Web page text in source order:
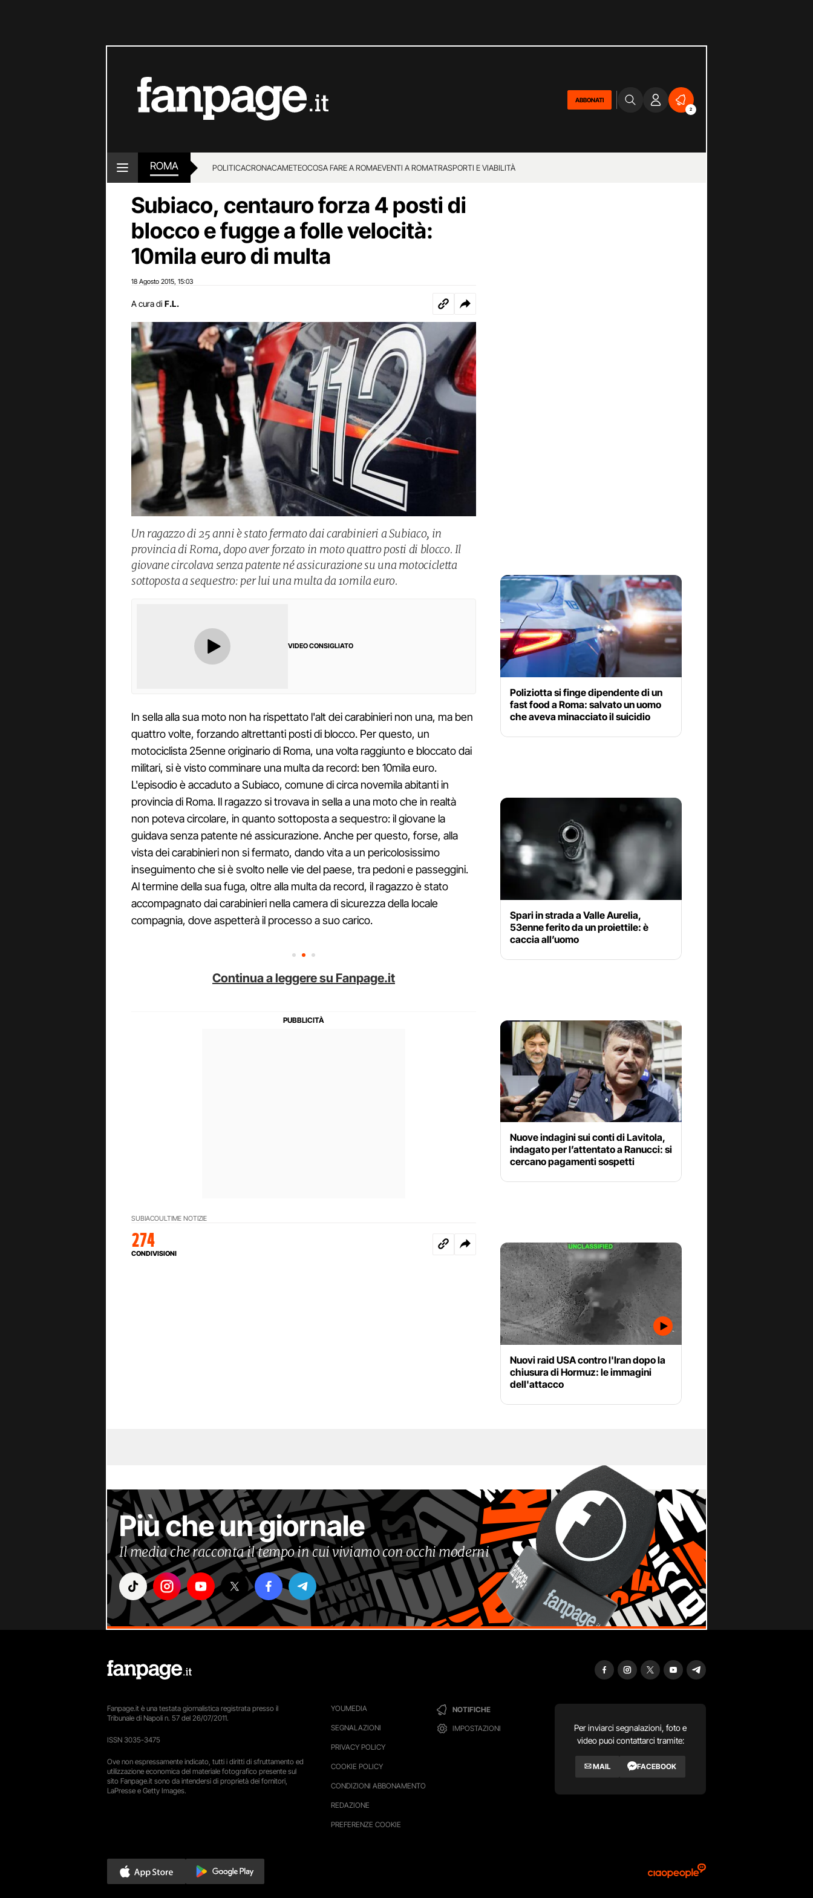
ABBONATI
2
ROMA POLITICACRONACAMETEOCOSA FARE A ROMAEVENTI A ROMATRASPORTI E VIABILITÀ
Subiaco, centauro forza 4 posti di
blocco e fugge a folle velocità:
10mila euro di multa
18 Agosto 2015 15:03
A cura di F.L.
Un ragazzo di 25 anni è stato fermato dai carabinieri a Subiaco, in
provincia di Roma, dopo aver forzato in moto quattro posti di blocco. Il
giovane circolava senza patente né assicurazione su una motocicletta
sottoposta a sequestro: per lui una multa da 10mila euro.
VIDEO CONSIGLIATO
In sella alla sua moto non ha rispettato l'alt dei carabinieri non una, ma ben
quattro volte, forzando altrettanti posti di blocco. Per questo, un
motociclista 25enne originario di Roma, una volta raggiunto e bloccato dai
militari, si è visto comminare una multa da record: ben 10mila euro.
L'episodio è accaduto a Subiaco, comune di circa novemila abitanti in
provincia di Roma. Il ragazzo si trovava in sella a una moto che in realtà
non poteva circolare, in quanto sottoposta a sequestro: il giovane la
guidava senza patente né assicurazione. Anche per questo, forse, alla
vista dei carabinieri non si fermato, dando vita a un pericolosissimo
inseguimento che si è svolto nelle vie del paese, tra pedoni e passeggini.
Al termine della sua fuga, oltre alla multa da record, il ragazzo è stato
accompagnato dai carabinieri nella camera di sicurezza della locale
compagnia, dove aspetterà il processo a suo carico.
Continua a leggere su Fanpage.it
SUBIACOULTIME NOTIZIE
274
CONDIVISIONI
Poliziotta si finge dipendente di un
fast food a Roma: salvato un uomo
che aveva minacciato il suicidio
Spari in strada a Valle Aurelia,
53enne ferito da un proiettile: è
caccia all’uomo
Nuove indagini sui conti di Lavitola,
indagato per l’attentato a Ranucci: si
cercano pagamenti sospetti
Nuovi raid USA contro l'Iran dopo la
chiusura di Hormuz: le immagini
dell'attacco
Più che un giornale
Il media che racconta il tempo in cui viviamo con occhi moderni
YOUMEDIA
SEGNALAZIONI
PRIVACY POLICY
COOKIE POLICY
CONDIZIONI ABBONAMENTO
REDAZIONE
PREFERENZE COOKIE
NOTIFICHE
IMPOSTAZIONI
Per inviarci segnalazioni, foto e
video puoi contattarci tramite:
MAIL FACEBOOK
Fanpage.it è una testata giornalistica registrata presso il
Tribunale di Napoli n. 57 del 26/07/2011.
ISSN 3035-3475
Ove non espressamente indicato, tutti i diritti di sfruttamento ed
utilizzazione economica del materiale fotografico presente sul
sito Fanpage.it sono da intendersi di proprietà dei fornitori,
LaPresse e Getty Images.